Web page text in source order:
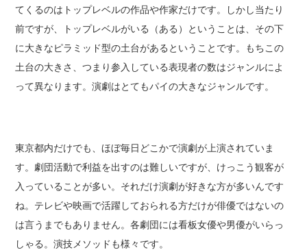
てくるのはトップレベルの作品や作家だけです。しかし当たり
前ですが、トップレベルがいる（ある）ということは、その下
に大きなピラミッド型の土台があるということです。もちこの
土台の大きさ、つまり参入している表現者の数はジャンルによ
って異なります。演劇はとてもパイの大きなジャンルです。
東京都内だけでも、ほぼ毎日どこかで演劇が上演されていま
す。劇団活動で利益を出すのは難しいですが、けっこう観客が
入っていることが多い。それだけ演劇が好きな方が多いんです
ね。テレビや映画で活躍しておられる方だけが俳優ではないの
は言うまでもありません。各劇団には看板女優や男優がいらっ
しゃる。演技メソッドも様々です。